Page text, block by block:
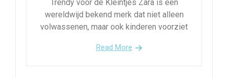
Trendy voor de Kleintjes Zara is een
wereldwijd bekend merk dat niet alleen
volwassenen, maar ook kinderen voorziet
Read More